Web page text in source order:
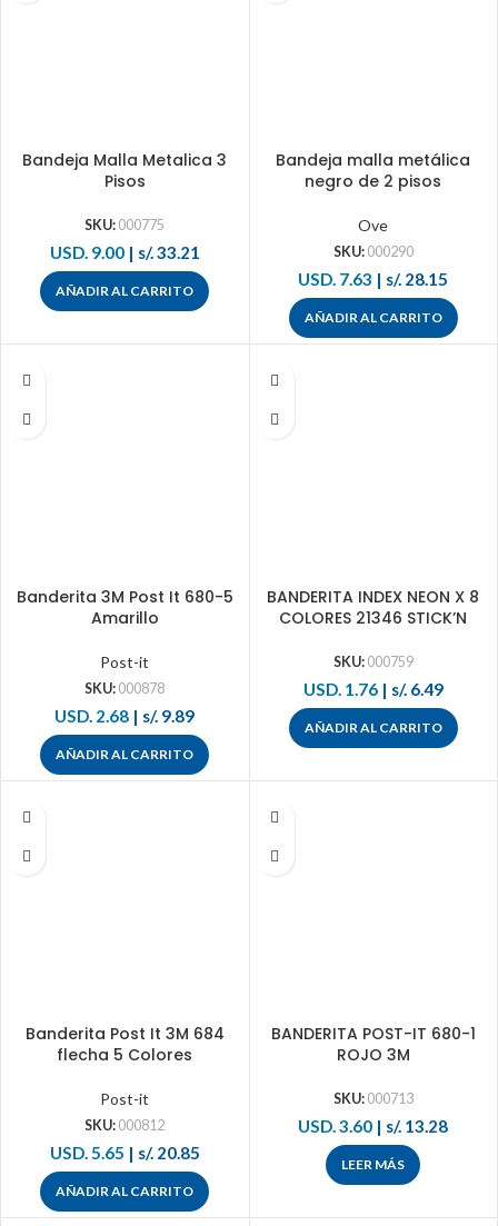
Bandeja Malla Metalica 3
Pisos
SKU: 000775
USD. 9.00| s/. 33.21
AÑADIR AL CARRITO
Bandeja malla metálica
negro de 2 pisos
Ove
SKU: 000290
USD. 7.63 | s/. 28.15
AÑADIR AL CARRITO
Banderita 3M Post It 680-5
Amarillo
Post-it
SKU: 000878
USD. 2.68 | s/. 9.89
AÑADIR AL CARRITO
BANDERITA INDEX NEON X 8
COLORES 21346 STICK’N
SKU: 000759
USD. 1.76| s/. 6.49
AÑADIR AL CARRITO
Banderita Post It 3M 684
flecha 5 Colores
Post-it
SKU: 000812
USD. 5.65 | s/. 20.85
AÑADIR AL CARRITO
BANDERITA POST-IT 680-1
ROJO 3M
SKU: 000713
USD. 3.60 | s/. 13.28
LEER MÁS